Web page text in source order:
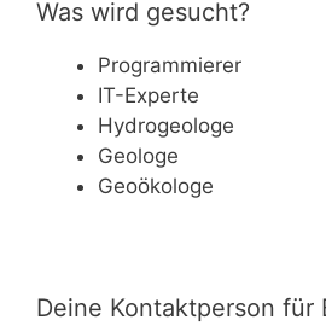
Was wird gesucht?
Programmierer
IT-Experte
Hydrogeologe
Geologe
Geoökologe
Deine Kontaktperson für